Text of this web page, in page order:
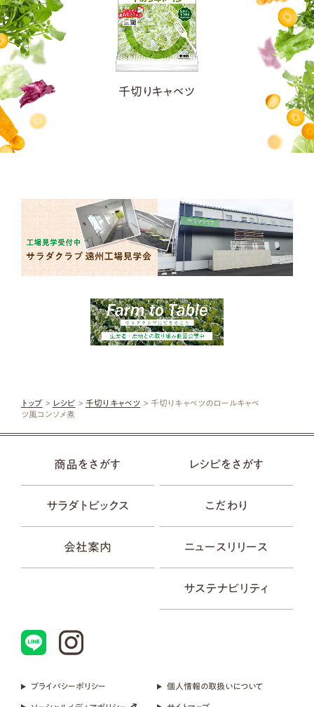
千切りキャベツ
トップ > レシピ > 千切りキャベツ > 千切りキャベツのロールキャベ
ツ風コンソメ煮
商品をさがす レシピをさがす
サラダトピックス こだわり
会社案内 ニュースリリース
サステナビリティ
プライバシーポリシー 個人情報の取扱いについて